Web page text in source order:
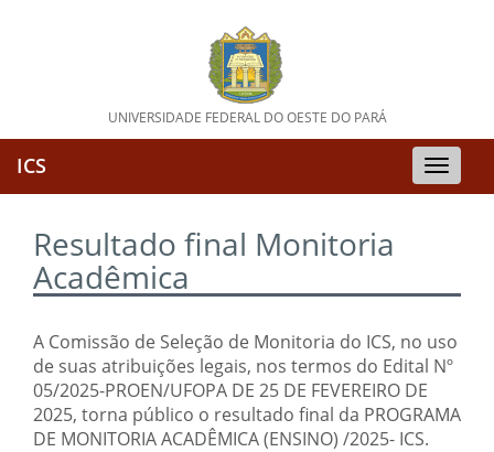
UNIVERSIDADE FEDERAL DO OESTE DO PARÁ
Toggle
ICS
Resultado final Monitoria
Acadêmica
A Comissão de Seleção de Monitoria do ICS, no uso
de suas atribuições legais, nos termos do Edital Nº
05/2025-PROEN/UFOPA DE 25 DE FEVEREIRO DE
2025, torna público o resultado final da PROGRAMA
DE MONITORIA ACADÊMICA (ENSINO) /2025- ICS.